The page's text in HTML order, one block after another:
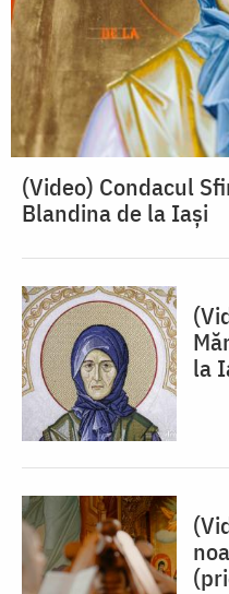
(Video) Condacul
Blandina de la Iași
la